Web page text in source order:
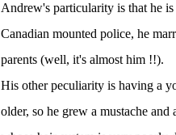
Andrew's particularity is that he
Canadian mounted police, he
parents (well, it's almost him !!).
His other peculiarity is having a
older, so he grew a mustache